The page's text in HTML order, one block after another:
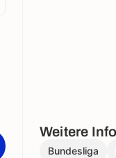
Weitere
Bundesliga